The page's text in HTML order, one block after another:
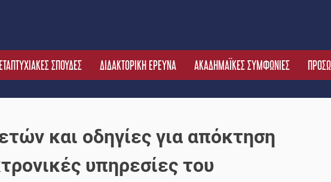
ΣΠΟΥΔΕΣ ΔΙΔΑΚΤΟΡΙΚΗ ΕΡΕΥΝΑ ΑΚΑΔΗΜΑΪΚΕΣ ΣΥΜΦΩΝΙΕΣ
και οδηγίες για απόκτηση
υπηρεσίες του